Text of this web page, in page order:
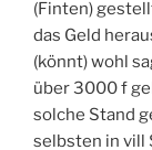
(Finten)
das Geld
(könnt) wohl
über 3000 f
solche Stand
selbsten in vill